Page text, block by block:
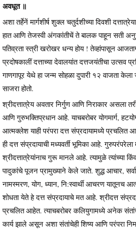
अवधूत ॥
अशा तर्हेनें मार्गशीर्ष शुक्ल चतुर्दशीच्या दिवशी
हात आणि तेजस्वी अंगकांतीचें ते बालक पाहून सती
पतिव्रता स्त्री खरोखर धन्य होय ! तेव्हांपासून
प्रदोषकालीं दत्ताच्या देवालयांत दत्तजयंतीचा उत्सव
गाणगापूर येथे हा जन्म सोहळा दुपारी १२ वाजता केला
साजरा होतो.
श्रीदत्तात्रेय अवतार निर्गुण आणि निराकार असला
आणि गुरुभक्तिप्रधान आहे. याचबरोबर योगमार्ग,
आत्मक्लेश याही परंपरा दत्त संप्रदायामध्ये
ही दत्त संप्रदायाची मध्यवर्ती भूमिका आहे.
श्रीदत्तात्रेयांनाच गुरू मानले आहे. त्यामुळे त्यांच्या किंवा
पादुकांचे पूजन प्रामुख्याने केले जाते. शुद्ध आचार,
नामस्मरण, योग, ध्यान, नि:स्वार्थी आचरण यातूनच
शोधता येते हे दत्त संप्रदायाचे मत आहे. श्रीदत्त
प्रचलित आहेत. त्याचबरोबर कलियुगामध्ये अनेक
कार्य झाले असून अशा संतांचेही शिष्य आणि परंपरा